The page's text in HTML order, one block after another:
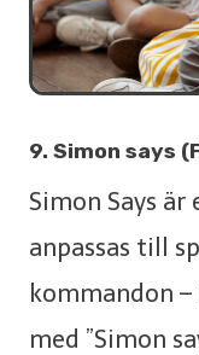
9. Simon says
Simon Says
anpassas till
kommandon
med ”Simon